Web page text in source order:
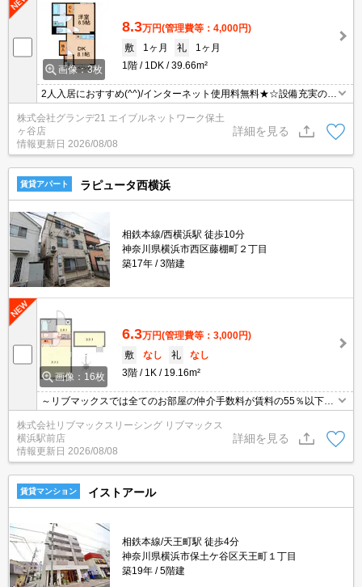
画像：3枚
8.3万円(管理費等：4,000円)
敷
1ヶ月 礼
1ヶ月
1階
1DK 39.66m²
2人入居におすすめ(^^)/インターネット使用料無料★☆設備充実の1
浄便座付き！キッチンは2口ガスコンロ付きシステムキッチン！
株式会社グランデ21 エイブルネットワーク保土
ヶ谷店
情報更新日 2026/08/08
詳細を見る
賃貸アパート ラピュータ西横浜
相鉄本線/西横浜駅 徒歩10分
神奈川県横浜市西区藤棚町２丁目
築17年
3階建
画像：16枚
6.3万円(管理費等：3,000円)
敷
なし 礼
なし
3階
1K 19.16m²
～リブマックスでは全てのお部屋の仲介手数料が賃料の55％以下に
フリーレント１ヶ月 ★
株式会社リブマックスリーシング リブマックス
横浜駅前店
情報更新日 2026/08/08
詳細を見る
賃貸マンション イストアール
相鉄本線/天王町駅 徒歩4分
神奈川県横浜市保土ケ谷区天王町１丁目
築19年
5階建